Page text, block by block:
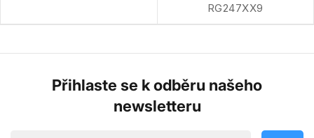
RG247XX9
Přihlaste se k odběru našeho
newsletteru